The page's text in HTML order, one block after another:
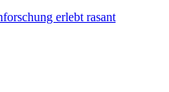
erlebt rasant